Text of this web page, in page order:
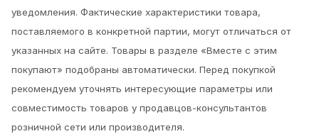
уведомления. Фактические характеристики товара,
поставляемого в конкретной партии, могут отличаться от
указанных на сайте. Товары в разделе «Вместе с этим
покупают» подобраны автоматически. Перед покупкой
рекомендуем уточнять интересующие параметры или
совместимость товаров у продавцов-консультантов
розничной сети или производителя.